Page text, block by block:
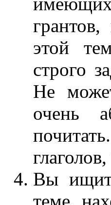
этой
строго
Не
очень
Вы
теме,